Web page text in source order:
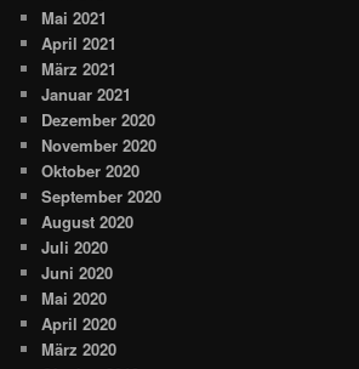
Mai 2021
April 2021
März 2021
Januar 2021
Dezember 2020
November 2020
Oktober 2020
September 2020
August 2020
Juli 2020
Juni 2020
Mai 2020
April 2020
März 2020